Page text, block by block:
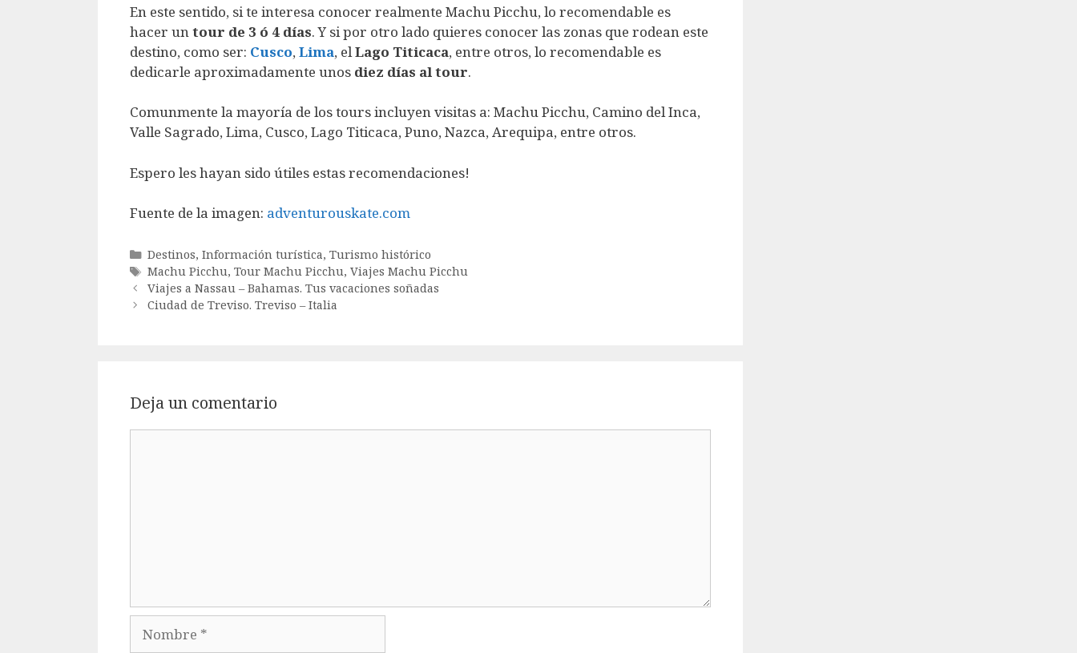
En este sentido, si te interesa conocer realmente Machu Picchu, lo recomendable es
hacer un tour de 3 ó 4 días. Y si por otro lado quieres conocer las zonas que rodean este
destino, como ser: Cusco, Lima, el Lago Titicaca, entre otros, lo recomendable es
dedicarle aproximadamente unos diez días al tour.
Comunmente la mayoría de los tours incluyen visitas a: Machu Picchu, Camino del Inca,
Valle Sagrado, Lima, Cusco, Lago Titicaca, Puno, Nazca, Arequipa, entre otros.
Espero les hayan sido útiles estas recomendaciones!
Fuente de la imagen: adventurouskate.com
Categorías
Destinos, Información turística, Turismo histórico
Etiquetas
Machu Picchu, Tour Machu Picchu, Viajes Machu Picchu
Viajes a Nassau – Bahamas. Tus vacaciones soñadas
Ciudad de Treviso. Treviso – Italia
Deja un comentario
Nombre